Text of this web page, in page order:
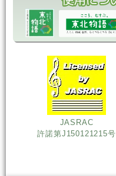
JASRAC
許諾第J150121215号